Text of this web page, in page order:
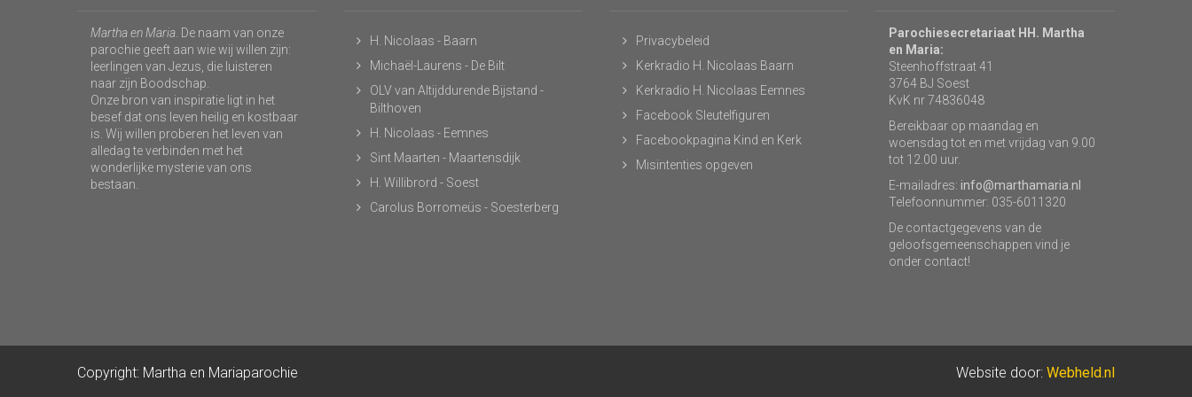
Martha en Maria . De naam van onze
parochie geeft aan wie wij willen zijn:
leerlingen van Jezus, die luisteren
naar zijn Boodschap.
Onze bron van inspiratie ligt in het
besef dat ons leven heilig en kostbaar
is. Wij willen proberen het leven van
alledag te verbinden met het
wonderlijke mysterie van ons
bestaan.
H. Nicolaas - Baarn
Michaël-Laurens - De Bilt
OLV van Altijddurende Bijstand -
Bilthoven
H. Nicolaas - Eemnes
Sint Maarten - Maartensdijk
H. Willibrord - Soest
Carolus Borromeüs - Soesterberg
Privacybeleid
Kerkradio H. Nicolaas Baarn
Kerkradio H. Nicolaas Eemnes
Facebook Sleutelfiguren
Facebookpagina Kind en Kerk
Misintenties opgeven
Parochiesecretariaat HH. Martha
en Maria:
Steenhoffstraat 41
3764 BJ Soest
KvK nr 74836048
Bereikbaar op maandag en
woensdag tot en met vrijdag van 9.00
tot 12.00 uur.
E-mailadres: info@marthamaria.nl
Telefoonnummer: 035-6011320
De contactgegevens van de
geloofsgemeenschappen vind je
onder contact!
Copyright: Martha en Mariaparochie Website door: Webheld.nl